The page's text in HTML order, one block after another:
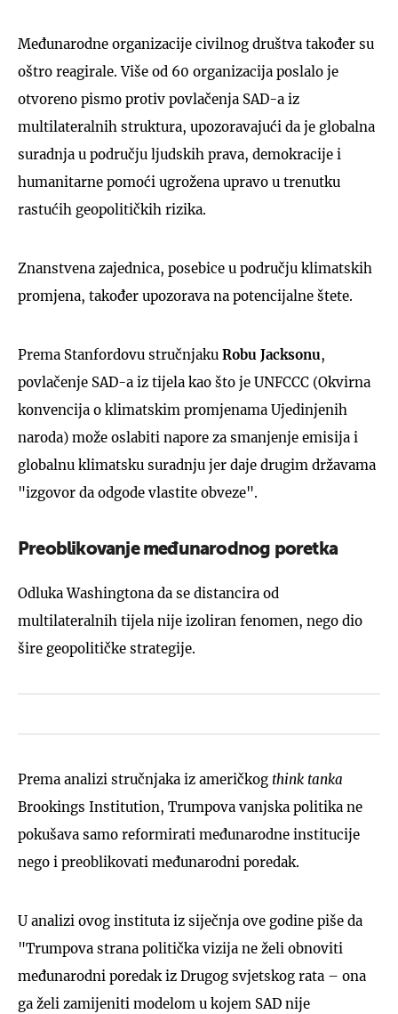
Međunarodne organizacije civilnog društva također su
oštro reagirale. Više od 60 organizacija poslalo je
otvoreno pismo protiv povlačenja SAD-a iz
multilateralnih struktura, upozoravajući da je globalna
suradnja u području ljudskih prava, demokracije i
humanitarne pomoći ugrožena upravo u trenutku
rastućih geopolitičkih rizika.
Znanstvena zajednica, posebice u području klimatskih
promjena, također upozorava na potencijalne štete.
Prema Stanfordovu stručnjaku Robu Jacksonu,
povlačenje SAD-a iz tijela kao što je UNFCCC (Okvirna
konvencija o klimatskim promjenama Ujedinjenih
naroda) može oslabiti napore za smanjenje emisija i
globalnu klimatsku suradnju jer daje drugim državama
"izgovor da odgode vlastite obveze".
Preoblikovanje međunarodnog poretka
Odluka Washingtona da se distancira od
multilateralnih tijela nije izoliran fenomen, nego dio
šire geopolitičke strategije.
Prema analizi stručnjaka iz američkog think tanka
Brookings Institution, Trumpova vanjska politika ne
pokušava samo reformirati međunarodne institucije
nego i preoblikovati međunarodni poredak.
U analizi ovog instituta iz siječnja ove godine piše da
"Trumpova strana politička vizija ne želi obnoviti
međunarodni poredak iz Drugog svjetskog rata – ona
ga želi zamijeniti modelom u kojem SAD nije